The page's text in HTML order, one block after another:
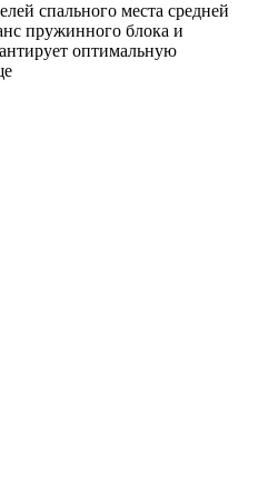
спального места средней
пружинного блока и
оптимальную